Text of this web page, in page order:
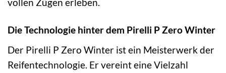
vollen Zügen erleben.
Die Technologie hinter dem Pirelli P Zero Winter
Der Pirelli P Zero Winter ist ein Meisterwerk der
Reifentechnologie. Er vereint eine Vielzahl